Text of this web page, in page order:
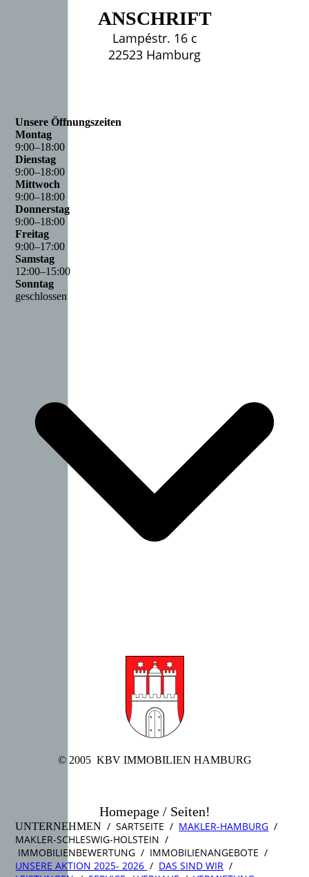
ANSCHRIFT
Lampéstr. 16 c
22523 Hamburg
Unsere Öffnungszeiten
Montag
9:00–18:00
Dienstag
9:00–18:00
Mittwoch
9:00–18:00
Donnerstag
9:00–18:00
Freitag
9:00–17:00
Samstag
12:00–15:00
Sonntag
geschlossen
© 2005 KBV IMMOBILIEN HAMBURG
Homepage / Seiten!
UNTERNEHMEN / SARTSEITE / MAKLER-HAMBURG /
MAKLER-SCHLESWIG-HOLSTEIN /
IMMOBILIENBEWERTUNG / IMMOBILIENANGEBOTE /
UNSERE AKTION 2025- 2026 / DAS SIND WIR /